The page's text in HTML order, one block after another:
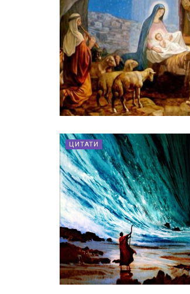
ЦИТАТИ